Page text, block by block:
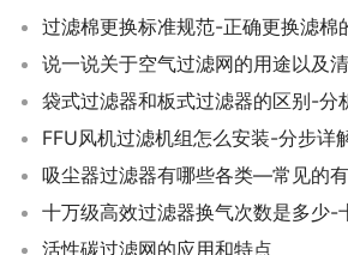
过滤棉更换标准规范-正确更换滤棉
说一说关于空气过滤网的用途以及
FFU风机过滤机组怎么安装-分步详
吸尘器过滤器有哪些各类—常见的
活性碳过滤网的应用和特点